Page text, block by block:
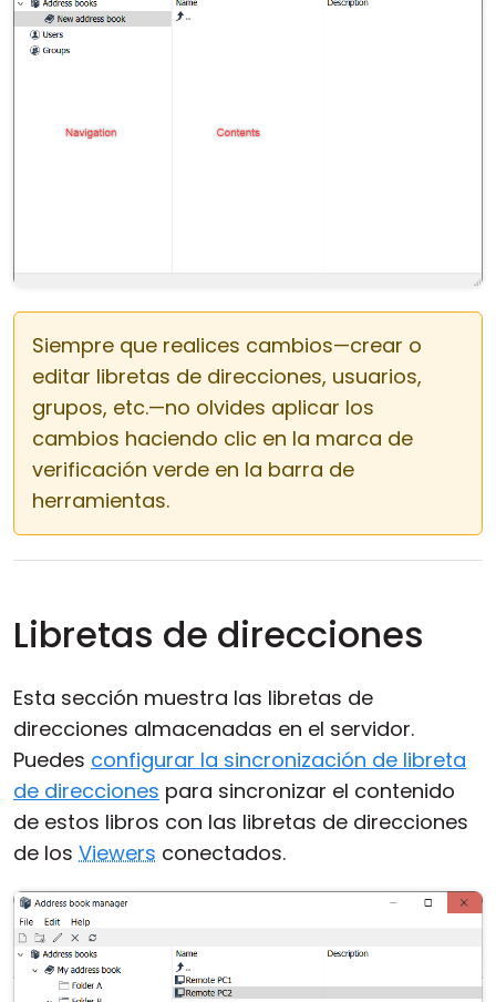
Siempre que realices cambios—crear o
editar libretas de direcciones, usuarios,
grupos, etc.—no olvides aplicar los
cambios haciendo clic en la marca de
verificación verde en la barra de
herramientas.
Libretas de direcciones
Esta sección muestra las libretas de
direcciones almacenadas en el servidor.
Puedes configurar la sincronización de libreta
de direcciones para sincronizar el contenido
de estos libros con las libretas de direcciones
de los Viewers conectados.